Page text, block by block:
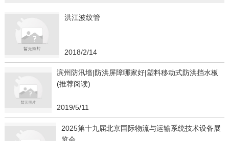
洪江波纹管
2018/2/14
滨州防汛墙|防洪屏障哪家好|塑料移动式防洪挡水板
(推荐阅读)
2019/5/11
2025第十九届北京国际物流与运输系统技术设备展